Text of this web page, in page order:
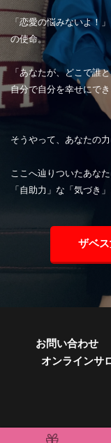
「恋愛の悩みないよ！
の使命。
「あなたが、どこで誰
自分で自分を幸せにで
そうやって、あなたの
ここへ辿りついたあな
「自助力」な「気づき
ザベ
お問い合わせ
オンラインサ